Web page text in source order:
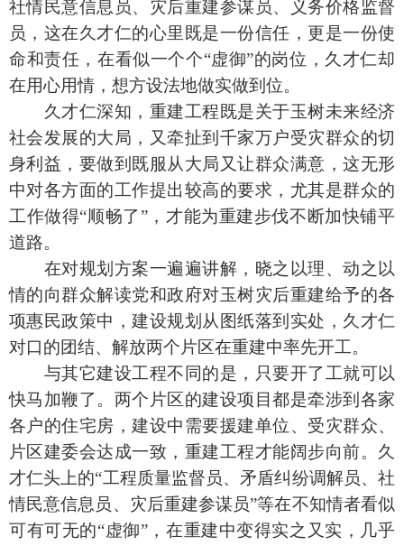
社情民意信息员、灾后重建参谋员、义务价格监督
员，这在久才仁的心里既是一份信任，更是一份使
命和责任，在看似一个个“虚御”的岗位，久才仁却
在用心用情，想方设法地做实做到位。
久才仁深知，重建工程既是关于玉树未来经济
社会发展的大局，又牵扯到千家万户受灾群众的切
身利益，要做到既服从大局又让群众满意，这无形
中对各方面的工作提出较高的要求，尤其是群众的
工作做得“顺畅了”，才能为重建步伐不断加快铺平
道路。
在对规划方案一遍遍讲解，晓之以理、动之以
情的向群众解读党和政府对玉树灾后重建给予的各
项惠民政策中，建设规划从图纸落到实处，久才仁
对口的团结、解放两个片区在重建中率先开工。
与其它建设工程不同的是，只要开了工就可以
快马加鞭了。两个片区的建设项目都是牵涉到各家
各户的住宅房，建设中需要援建单位、受灾群众、
片区建委会达成一致，重建工程才能阔步向前。久
才仁头上的“工程质量监督员、矛盾纠纷调解员、社
情民意信息员、灾后重建参谋员”等在不知情者看似
可有可无的“虚御”，在重建中变得实之又实，几乎